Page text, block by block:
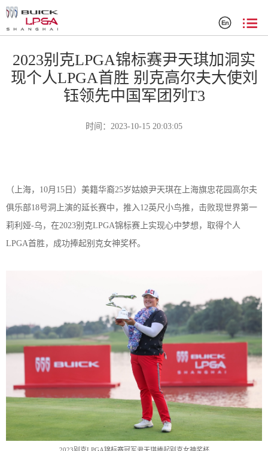
2023别克LPGA锦标赛尹天琪加洞实
现个人LPGA首胜 别克高尔夫大使刘
钰领先中国军团列T3
时间：2023-10-15 20:03:05
（上海， 10月 15 日）美籍华裔25岁姑娘尹天琪在上海旗忠花园高尔夫
俱乐部18号洞上演的延长赛中，推入12英尺小鸟推，击败现世界第一
莉利娅-乌， 在2023别克LPGA锦标赛上实现心中梦想，取得个人
LPGA首胜 ， 成功捧起别克女神奖杯。